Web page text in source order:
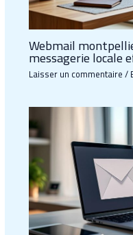
Webmail
messagerie locale
Laisser un commentaire/